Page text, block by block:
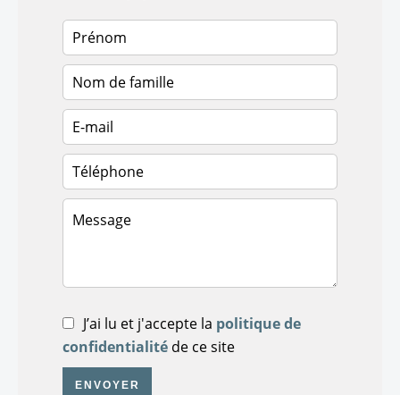
J’ai lu et j'accepte la politique de
confidentialité de ce site
ENVOYER